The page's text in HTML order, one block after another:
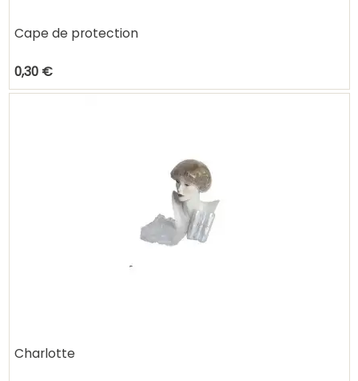
Cape de protection
0,30 €
Charlotte